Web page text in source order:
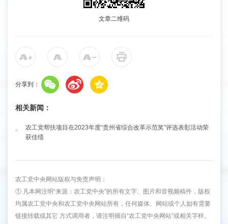
文章二维码
分享到：
相关新闻：
农工党帮扶项目在2023年度“贵州省综合改革示范奖”评选表彰活动荣
获佳绩
农工党中央网站版权与免责声明：
① 凡本网注明“来源：农工党中央”的所有文字、图片和音视频稿件，版权
均属农工党中央和农工党中央网站所有，任何媒体、网站或个人如有需要
链接转载或其它 方式调用者，请注明摘自“农工党中央网站”或相关字样。